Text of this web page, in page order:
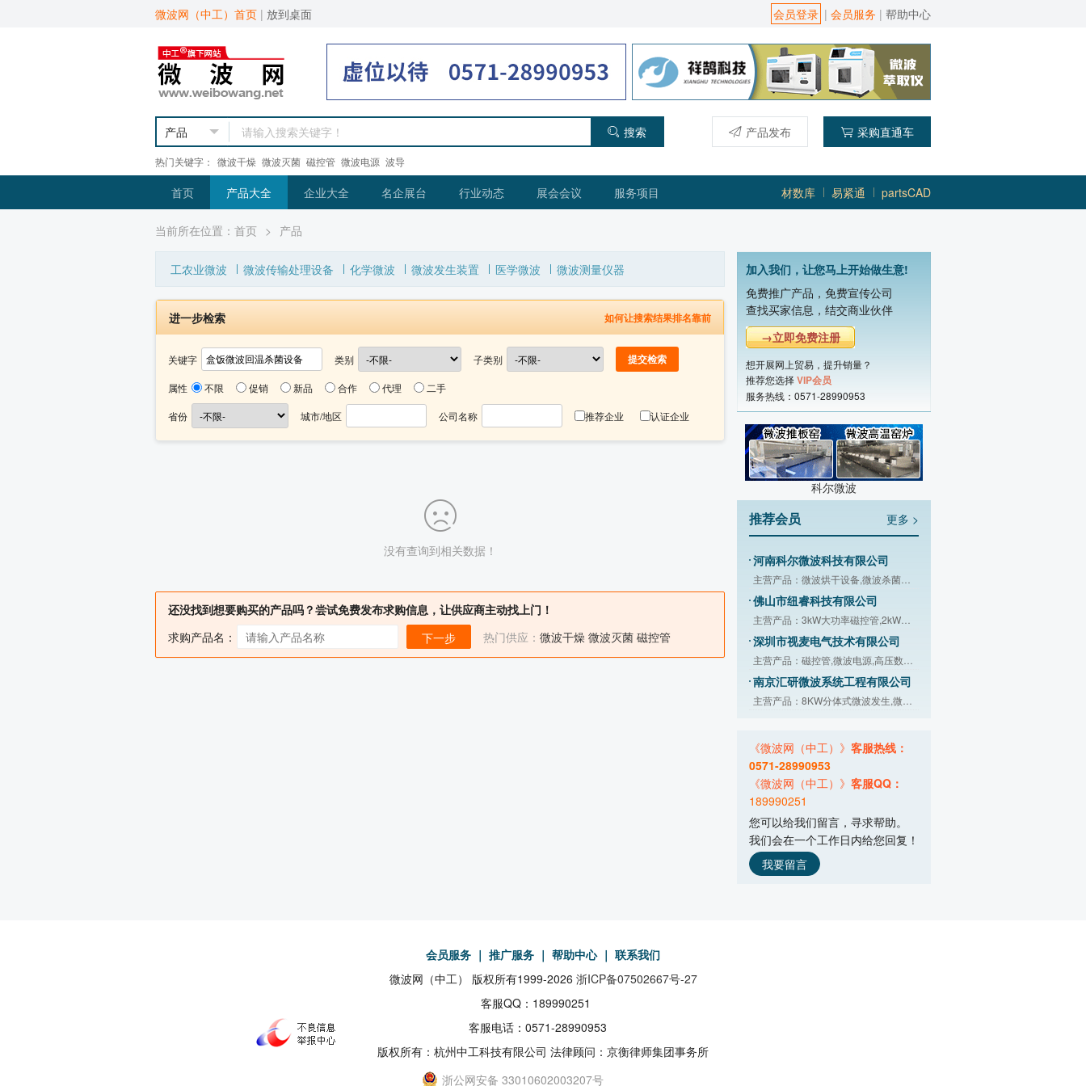
微波网（中工）首页 | 放到桌面 会员登录 | 会员服务 | 帮助中心
搜索 产品发布 采购直通车
热门关键字： 微波干燥 微波灭菌 磁控管 微波电源 波导
首页 产品大全 企业大全 名企展台 行业动态 展会会议 服务项目 材数库 易紧通 partsCAD
当前所在位置： 首页 > 产品
工农业微波 微波传输处理设备 化学微波 微波发生装置 医学微波 微波测量仪器
进一步检索 如何让搜索结果排名靠前
关键字 类别 子类别
属性 不限 促销 新品 合作 代理 二手
省份 城市/地区 公司名称 推荐企业 认证企业
没有查询到相关数据！
还没找到想要购买的产品吗？尝试免费发布求购信息，让供应商主动找上门！
求购产品名：
下一步 热门供应： 微波干燥 微波灭菌 磁控管
加入我们，让您马上开始做生意!
免费推广产品，免费宣传公司
查找买家信息，结交商业伙伴
→立即免费注册
想开展网上贸易，提升销量？
推荐您选择VIP会员
服务热线：0571-28990953
科尔微波
推荐会员 更多 >
河南科尔微波科技有限公司
佛山市纽睿科技有限公司
深圳市视麦电气技术有限公司
南京汇研微波系统工程有限公司
湖北敏锐工业微波设备有限公司
山东华诺微波设备有限公司
上海镧泰微波设备制造有限公司
《微波网（中工）》 客服热线：
0571-28990953
《微波网（中工）》 客服QQ：
189990251
您可以给我们留言，寻求帮助。
我们会在一个工作日内给您回复！
我要留言
会员服务 ｜ 推广服务 ｜ 帮助中心｜ 联系我们
微波网（中工） 版权所有1999-2026 浙ICP备07502667号-27
客服QQ：189990251
客服电话：0571-28990953
版权所有：杭州中工科技有限公司 法律顾问：京衡律师集团事务所
浙公网安备 33010602003207号